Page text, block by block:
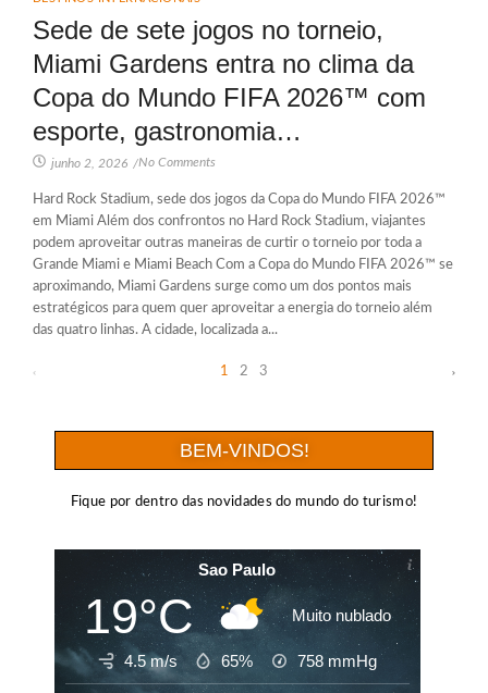
Sede de sete jogos no torneio,
Miami Gardens entra no clima da
Copa do Mundo FIFA 2026™ com
esporte, gastronomia…
junho 2, 2026 /No Comments
Hard Rock Stadium, sede dos jogos da Copa do Mundo FIFA 2026™
em Miami Além dos confrontos no Hard Rock Stadium, viajantes
podem aproveitar outras maneiras de curtir o torneio por toda a
Grande Miami e Miami Beach Com a Copa do Mundo FIFA 2026™ se
aproximando, Miami Gardens surge como um dos pontos mais
estratégicos para quem quer aproveitar a energia do torneio além
das quatro linhas. A cidade, localizada a...
1 2 3
BEM-VINDOS!
Fique por dentro das novidades do mundo do turismo!
Sao Paulo
19°C Muito nublado
4.5 m/s 65% 758 mmHg